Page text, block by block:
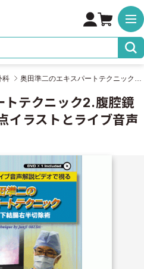
科
トテクニック2.腹腔鏡
イラストとライブ音声